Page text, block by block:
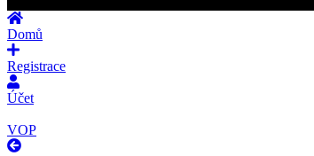
Domů
Registrace
Účet
VOP